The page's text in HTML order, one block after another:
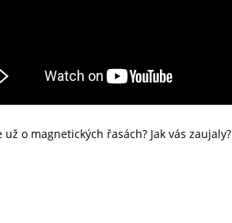
už o magnetických řasách? Jak vás zaujaly?